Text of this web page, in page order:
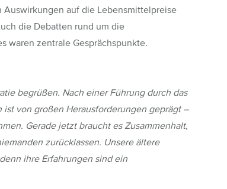
auf die Lebensmittelpreise
die Debatten rund um die
waren zentrale Gesprächspunkte.
begrüßen. Nach einer Führung durch das
von großen Herausforderungen geprägt –
Gerade jetzt braucht es Zusammenhalt,
zurücklassen. Unsere ältere
ihre Erfahrungen sind ein